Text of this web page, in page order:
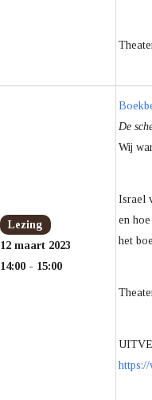
Lezing
12 maart 2023
14:00 - 15:00
De
Wij
Israel
en
het